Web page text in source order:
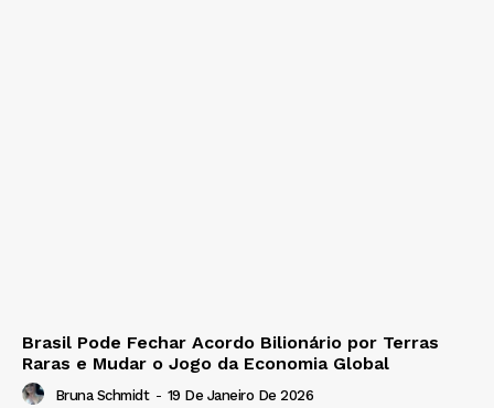
Brasil Pode Fechar Acordo Bilionário por Terras
Raras e Mudar o Jogo da Economia Global
Bruna Schmidt - 19 De Janeiro De 2026